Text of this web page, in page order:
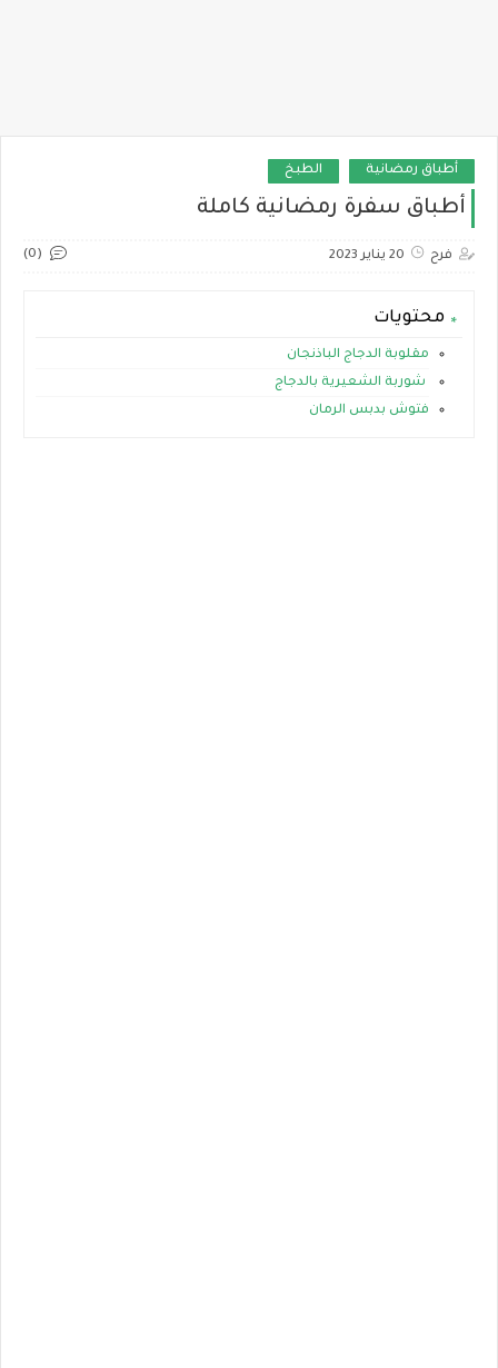
أطباق رمضانية الطبخ
أطباق سفرة رمضانية كاملة
فرح 20 يناير 2023 (0)
محتويات
مقلوبة الدجاج الباذنجان
شوربة الشعيرية بالدجاج
فتوش بدبس الرمان